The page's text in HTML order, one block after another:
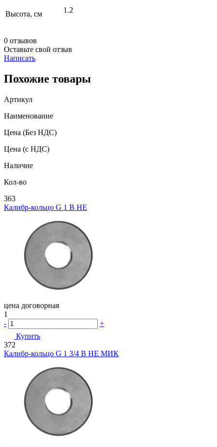
Высота, см 1.2
0 отзывов
Оставьте свой отзыв
Написать
Похожие товары
Артикул
Наименование
Цена (Без НДС)
Цена (с НДС)
Наличие
Кол-во
363
Калибр-кольцо G 1 В НЕ
цена договорная
1
-
+
Купить
372
Калибр-кольцо G 1 3/4 В НЕ МИК